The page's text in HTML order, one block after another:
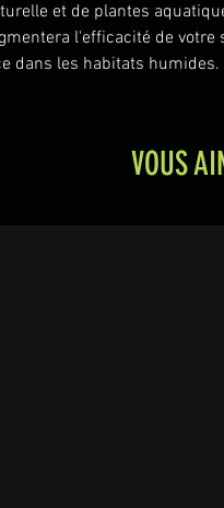
et de plantes
l'efficacité de votre
dans les habitats humides.
VOUS